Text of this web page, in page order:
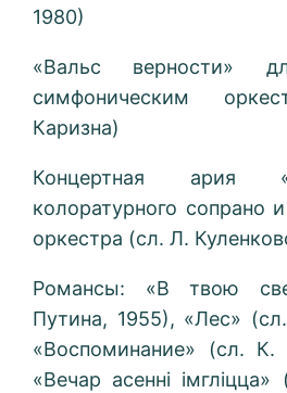
1980)
«Вальс верности»
симфоническим
Каризна)
Концертная ария
колоратурного сопрано
оркестра (сл. Л.
Романсы: «В твою
Путина, 1955), «Лес»
«Воспоминание» (сл. К.
«Вечар асенні